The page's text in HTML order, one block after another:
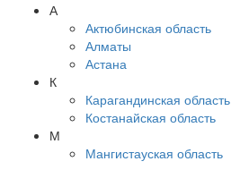
А
Актюбинская область
Алматы
Астана
К
Карагандинская область
Костанайская область
М
Мангистауская область